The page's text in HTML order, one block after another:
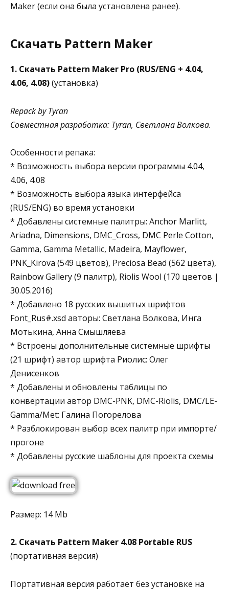
Maker (если она была установлена ранее).
Скачать Pattern Maker
1. Скачать Pattern Maker Pro (RUS/ENG + 4.04,
4.06, 4.08)(установка)
Repack by Tyran
Совместная разработка: Tyran, Светлана Волкова.
Особенности репака:
* Возможность выбора версии программы 4.04,
4.06, 4.08
* Возможность выбора языка интерфейса
(RUS/ENG) во время установки
* Добавлены системные палитры: Anchor Marlitt,
Ariadna, Dimensions, DMC_Cross, DMC Perle Cotton,
Gamma, Gamma Metallic, Madeira, Mayflower,
PNK_Kirova (549 цветов), Preciosa Bead (562 цвета),
Rainbow Gallery (9 палитр), Riolis Wool (170 цветов |
30.05.2016)
* Добавлено 18 русских вышитых шрифтов
Font_Rus#.xsd авторы: Светлана Волкова, Инга
Мотькина, Анна Смышляева
* Встроены дополнительные системные шрифты
(21 шрифт) автор шрифта Риолис: Олег
Денисенков
* Добавлены и обновлены таблицы по
конвертации автор DMC-PNK, DMC-Riolis, DMC/LE-
Gamma/Met: Галина Погорелова
* Разблокирован выбор всех палитр при импорте/
прогоне
* Добавлены русские шаблоны для проекта схемы
Размер: 14 Mb
2. Скачать Pattern Maker 4.08 Portable RUS
(портативная версия)
Портативная версия работает без установке на